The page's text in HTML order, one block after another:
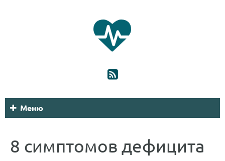
Меню
8 симптомов дефицита